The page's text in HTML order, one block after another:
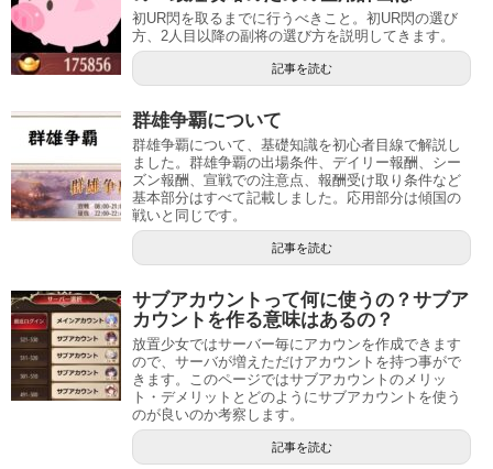
初UR閃を取るまでに行うべきこと。初UR閃の選び
方、2人目以降の副将の選び方を説明してきます。
記事を読む
群雄争覇について
群雄争覇について、基礎知識を初心者目線で解説し
ました。群雄争覇の出場条件、デイリー報酬、シー
ズン報酬、宣戦での注意点、報酬受け取り条件など
基本部分はすべて記載しました。応用部分は傾国の
戦いと同じです。
記事を読む
サブアカウントって何に使うの？サブア
カウントを作る意味はあるの？
放置少女ではサーバー毎にアカウンを作成できます
ので、サーバが増えただけアカウントを持つ事がで
きます。このページではサブアカウントのメリッ
ト・デメリットとどのようにサブアカウントを使う
のが良いのか考察します。
記事を読む